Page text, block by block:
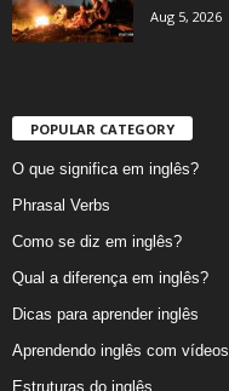
Aug 5, 2026
POPULAR CATEGORY
O que significa em inglês?
Phrasal Verbs
Como se diz em inglês?
Qual a diferença em inglês?
Dicas para aprender inglês
Aprendendo inglês com vídeos
Estruturas do inglês